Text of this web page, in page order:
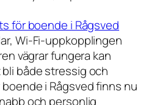
för boende i Rågsved
Wi-Fi-uppkopplingen
vägrar fungera kan
både stressig och
i Rågsved finns nu
och personlig